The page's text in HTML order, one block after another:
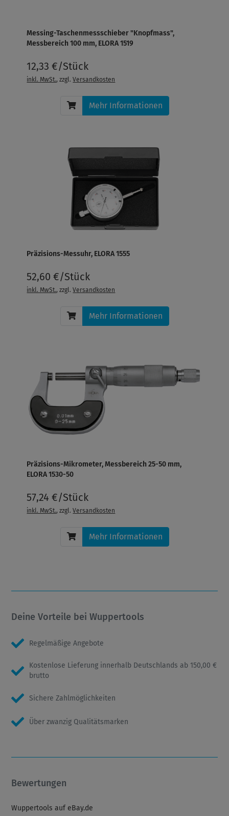
Messing-Taschenmessschieber "Knopfmass",
Messbereich 100 mm, ELORA 1519
12,33 €/Stück
inkl. MwSt., zzgl.Versandkosten
Mehr Informationen
Präzisions-Messuhr, ELORA 1555
52,60 €/Stück
inkl. MwSt., zzgl.Versandkosten
Mehr Informationen
Präzisions-Mikrometer, Messbereich 25-50 mm,
ELORA 1530-50
57,24 €/Stück
inkl. MwSt., zzgl.Versandkosten
Mehr Informationen
Deine Vorteile bei Wuppertools
Regelmäßige Angebote
Kostenlose Lieferung innerhalb Deutschlands ab 150,00 €
brutto
Sichere Zahlmöglichkeiten
Über zwanzig Qualitätsmarken
Bewertungen
Wuppertools auf eBay.de